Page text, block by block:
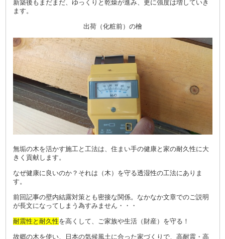
新築後もまだまだ、ゆっくりと乾燥が進み、更に強度は増していき
ます。
出荷（化粧前）の檜
無垢の木を活かす施工と工法は、住まい手の健康と家の耐久性に大
きく貢献します。
なぜ健康に良いのか？それは（木）を守る透湿性の工法にありま
す。
前回記事の壁内結露対策とも密接な関係。なかなか文章でのご説明
が長文になってしまう為すみません・・・
耐震性と耐久性を高くして、ご家族や生活（財産）を守る！
故郷の木を使い、日本の気候風土に合った家づくりで、高耐震・高